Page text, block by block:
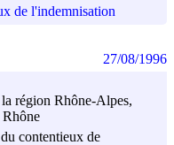
de l'indemnisation
région Rhône-Alpes,
Rhône
contentieux de
27/08/1996